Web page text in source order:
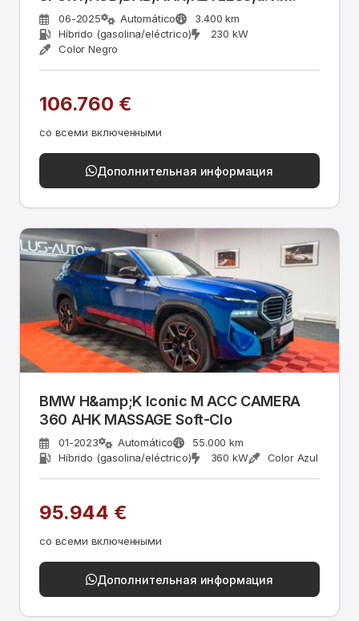
06-2025 Automático
3.400 km
Híbrido (gasolina/eléctrico)
230 kW
Color Negro
106.760 €
со всеми включенными
Дополнительная информация
BMW H&amp;K Iconic M ACC CAMERA
360 AHK MASSAGE Soft-Clo
01-2023 Automático
55.000 km
Híbrido (gasolina/eléctrico)
360 kW Color Azul
95.944 €
со всеми включенными
Дополнительная информация